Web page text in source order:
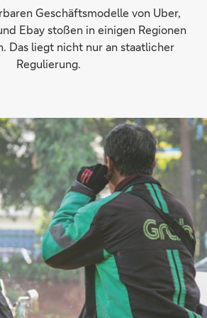
Geschäftsmodelle von Uber,
Ebay stoßen in einigen Regionen
Das liegt nicht nur an staatlicher
Regulierung.